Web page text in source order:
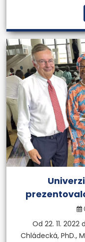
Od 22. 11. 2022
Chládecká, PhD.,